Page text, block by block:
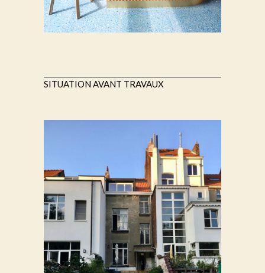
SITUATION AVANT TRAVAUX